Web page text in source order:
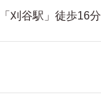
刈谷駅」徒歩16分